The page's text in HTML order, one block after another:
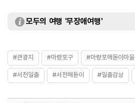
모두의 여행 '무장애여행'
#관광지 #마량포구 #마량포해돋이마을
#서천일출 #서천해돋이 #일출감상